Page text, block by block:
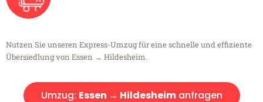
Nutzen Sie unseren Express-Umzug für eine schnelle und effiziente
Übersiedlung von Essen → Hildesheim.
Umzug: Essen → Hildesheimanfragen